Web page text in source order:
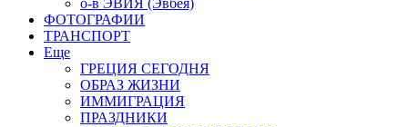
о-в ЭВИЯ (Эвбея)
ФОТОГРАФИИ
ТРАНСПОРТ
Еще
ГРЕЦИЯ СЕГОДНЯ
ОБРАЗ ЖИЗНИ
ИММИГРАЦИЯ
ПРАЗДНИКИ